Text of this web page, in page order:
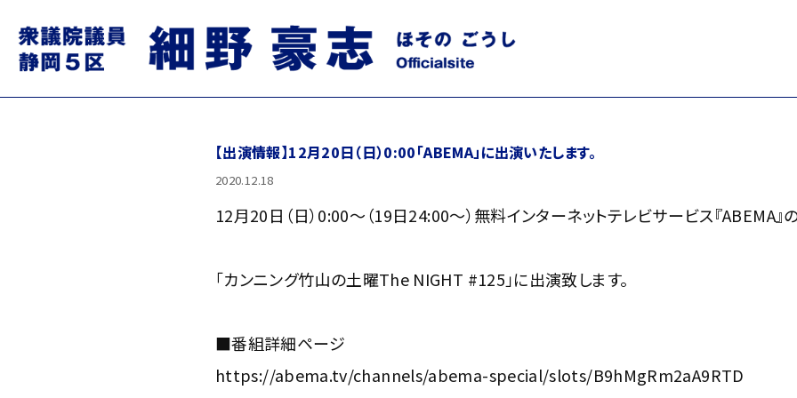
【出演情報】12月20日（日）0:00「ABEMA」に出演いたします。
2020.12.18
12月20日（日）0:00～（19日24:00～）無料インターネットテレビサービス『ABEMA』
「カンニング竹山の土曜The NIGHT #125」に出演致します。
■番組詳細ページ
https://abema.tv/channels/abema-special/slots/B9hMgRm2aA9RTD